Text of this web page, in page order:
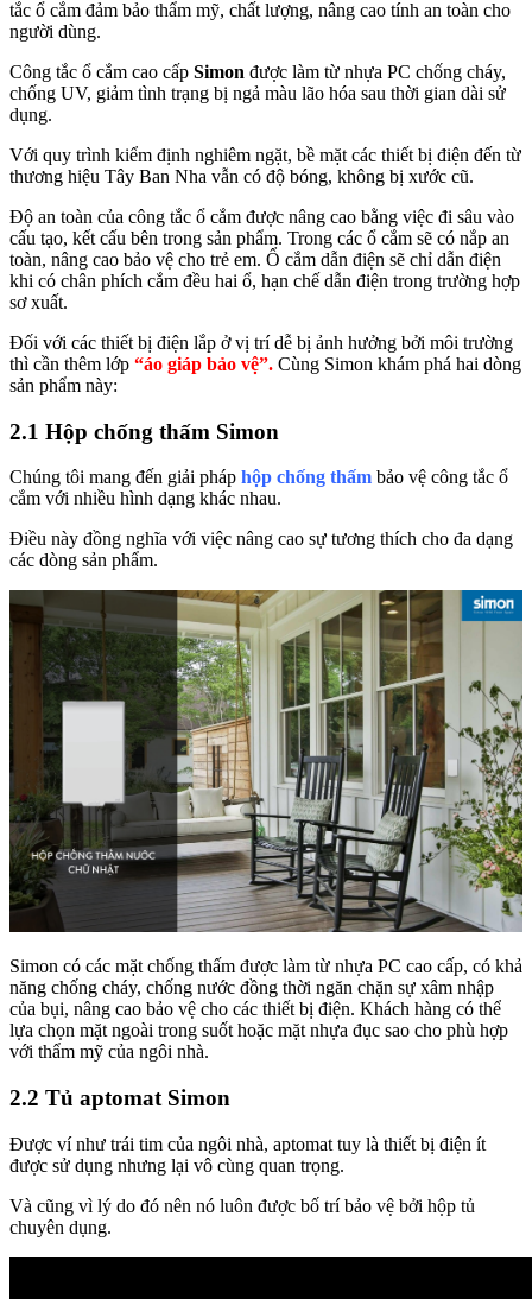
tắc ổ cắm đảm bảo thẩm mỹ, chất lượng, nâng cao tính an toàn cho
người dùng.
Công tắc ổ cắm cao cấp Simon được làm từ nhựa PC chống cháy,
chống UV, giảm tình trạng bị ngả màu lão hóa sau thời gian dài sử
dụng.
Với quy trình kiểm định nghiêm ngặt, bề mặt các thiết bị điện đến từ
thương hiệu Tây Ban Nha vẫn có độ bóng, không bị xước cũ.
Độ an toàn của công tắc ổ cắm được nâng cao bằng việc đi sâu vào
cấu tạo, kết cấu bên trong sản phẩm. Trong các ổ cắm sẽ có nắp an
toàn, nâng cao bảo vệ cho trẻ em. Ổ cắm dẫn điện sẽ chỉ dẫn điện
khi có chân phích cắm đều hai ổ, hạn chế dẫn điện trong trường hợp
sơ xuất.
Đối với các thiết bị điện lắp ở vị trí dễ bị ảnh hưởng bởi môi trường
thì cần thêm lớp “áo giáp bảo vệ”. Cùng Simon khám phá hai dòng
sản phẩm này:
2.1 Hộp chống thấm Simon
Chúng tôi mang đến giải pháp hộp chống thấm bảo vệ công tắc ổ
cắm với nhiều hình dạng khác nhau.
Điều này đồng nghĩa với việc nâng cao sự tương thích cho đa dạng
các dòng sản phẩm.
Simon có các mặt chống thấm được làm từ nhựa PC cao cấp, có khả
năng chống cháy, chống nước đồng thời ngăn chặn sự xâm nhập
của bụi, nâng cao bảo vệ cho các thiết bị điện. Khách hàng có thể
lựa chọn mặt ngoài trong suốt hoặc mặt nhựa đục sao cho phù hợp
với thẩm mỹ của ngôi nhà.
2.2 Tủ aptomat Simon
Được ví như trái tim của ngôi nhà, aptomat tuy là thiết bị điện ít
được sử dụng nhưng lại vô cùng quan trọng.
Và cũng vì lý do đó nên nó luôn được bố trí bảo vệ bởi hộp tủ
chuyên dụng.